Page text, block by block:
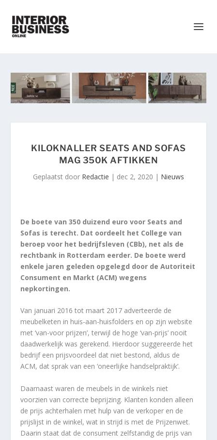
KILOKNALLER SEATS AND SOFAS
MAG 350K AFTIKKEN
Geplaatst door Redactie | dec 2, 2020 | Nieuws
De boete van 350 duizend euro voor Seats and
Sofas is terecht. Dat oordeelt het College van
beroep voor het bedrijfsleven (CBb), net als de
rechtbank in Rotterdam eerder. De boete werd
enkele jaren geleden opgelegd door de Autoriteit
Consument en Markt (ACM) wegens
nepkortingen.
Van januari 2016 tot maart 2017 adverteerde de
meubelketen in huis-aan-huisfolders en op zijn website
met ‘van-voor prijzen’, terwijl de hoge ‘van-prijs’ nooit
daadwerkelijk was gerekend. Hierdoor suggereerde het
bedrijf een prijsvoordeel dat niet bestond, aldus de
ACM, dat sprak van een ‘oneerlijke handselpraktijk’.
Daarnaast waren de meubels in de winkels niet
voorzien van correcte beprijzing. Klanten konden alleen
de prijs achterhalen met hulp van de verkoper en de
prijslijst in de winkel, wat in strijd is met de Prijzenwet.
Daarin staat dat de consument zelfstandig de prijs van